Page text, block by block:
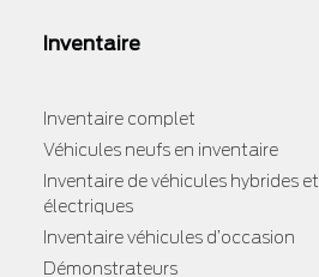
Inventaire
Inventaire complet
Véhicules neufs en inventaire
Inventaire de véhicules hybrides et
électriques
Inventaire véhicules d’occasion
Démonstrateurs